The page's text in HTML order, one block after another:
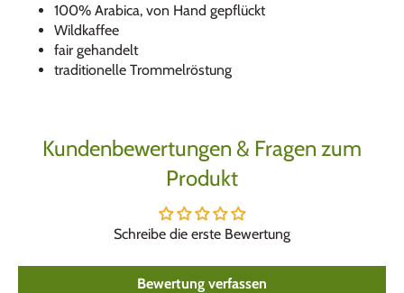
100% Arabica, von Hand gepflückt
Wildkaffee
fair gehandelt
traditionelle Trommelröstung
Kundenbewertungen & Fragen zum
Produkt
Schreibe die erste Bewertung
Bewertung verfassen